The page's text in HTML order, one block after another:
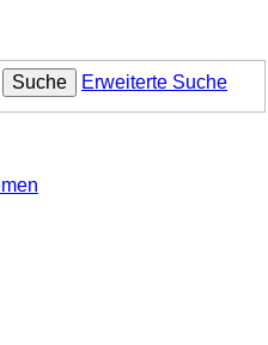
Suche Erweiterte Suche